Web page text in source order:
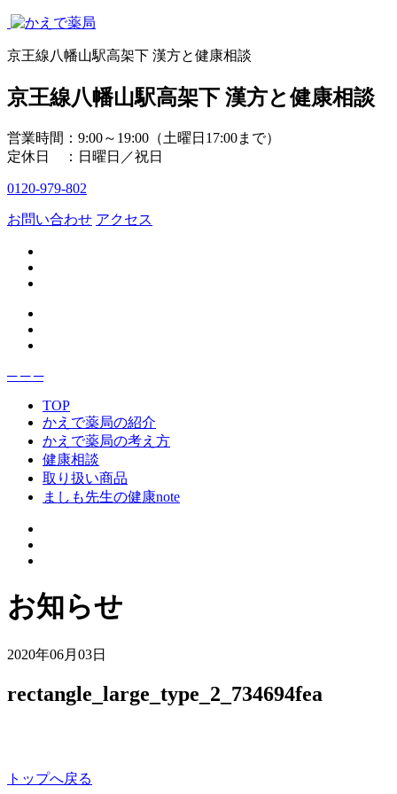
京王線八幡山駅高架下 漢方と健康相談
京王線八幡山駅高架下 漢方と健康相談
営業時間：9:00～19:00（土曜日17:00まで）
定休日 ：日曜日／祝日
0120-979-802
お問い合わせ アクセス
─ ─ ─
TOP
かえで薬局の紹介
かえで薬局の考え方
健康相談
取り扱い商品
ましも先生の健康note
お知らせ
2020年06月03日
rectangle_large_type_2_734694fea
トップへ戻る